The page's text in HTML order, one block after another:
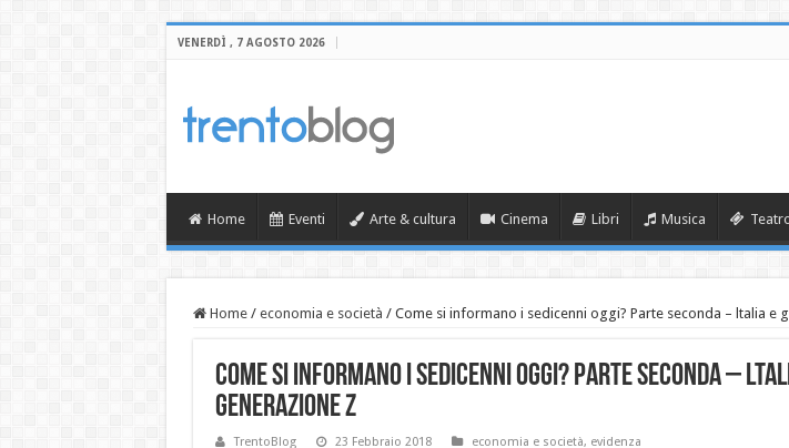
VENERDÌ , 7 AGOSTO 2026
Home Eventi Arte & cultura Cinema Libri Musica
Home / economia e società / Come si informano i sedicenni oggi? Parte seconda – ltalia e
Come si informano i sedicenni oggi? Parte seconda –
generazione Z
TrentoBlog 23 Febbraio 2018 economia e società, evidenza